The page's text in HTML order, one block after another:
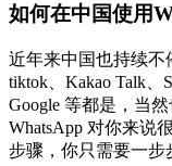
如何在中国使用
近年来中国也持续不
tiktok、Kakao Talk、
Google 等都是，当
WhatsApp 对你来说
步骤，你只需要一步